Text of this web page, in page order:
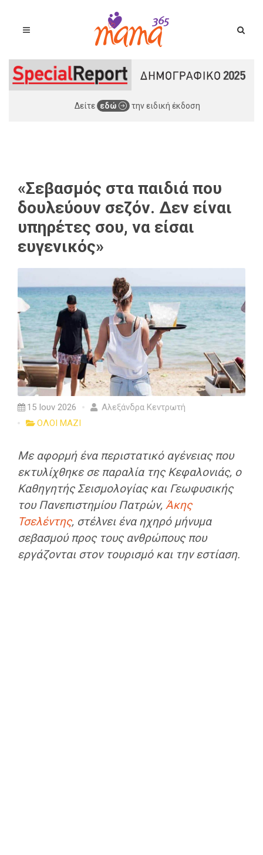
Δείτε εδώ την ειδική έκδοση
«Σεβασμός στα παιδιά που
δουλεύουν σεζόν. Δεν είναι
υπηρέτες σου, να είσαι
ευγενικός»
15 Ιουν 2026
Αλεξάνδρα Κεντρωτή
ΟΛΟΙ ΜΑΖΙ
Με αφορμή ένα περιστατικό αγένειας που
εκτυλίχθηκε σε παραλία της Κεφαλονιάς, ο
Καθηγητής Σεισμολογίας και Γεωφυσικής
του Πανεπιστημίου Πατρών, Άκης
Τσελέντης, στέλνει ένα ηχηρό μήνυμα
σεβασμού προς τους ανθρώπους που
εργάζονται στον τουρισμό και την εστίαση.